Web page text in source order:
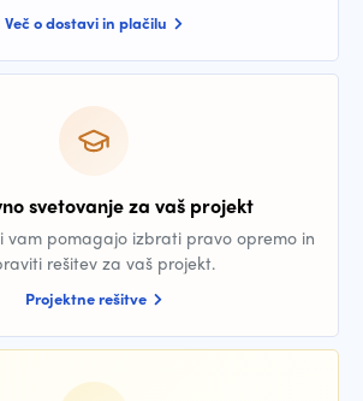
Več o dostavi in plačilu
svetovanje za vaš projekt
vam pomagajo izbrati pravo opremo in
rešitev za vaš projekt.
Projektne rešitve